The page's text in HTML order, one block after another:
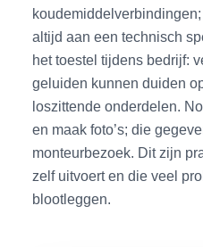
altijd aan een technisch
het toestel tijdens bedrijf:
geluiden kunnen duiden
loszittende onderdelen.
en maak foto’s; die
monteurbezoek. Dit zijn
zelf uitvoert en die veel
blootleggen.